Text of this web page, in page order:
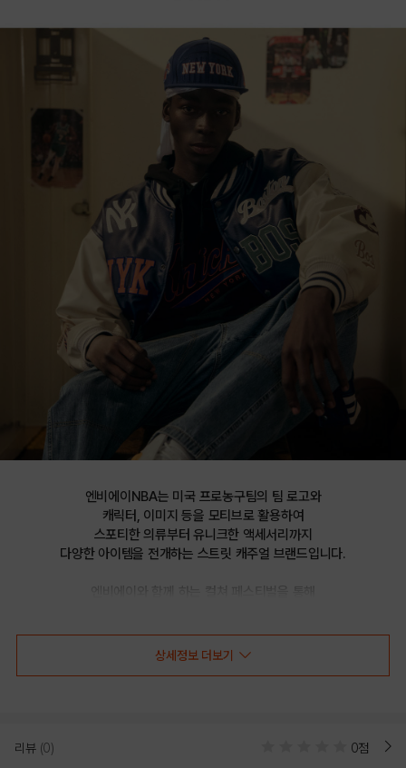
엔비에이NBA는 미국 프로농구팀의 팀 로고와
캐릭터, 이미지 등을 모티브로 활용하여
스포티한 의류부터 유니크한 액세서리까지
다양한 아이템을 전개하는 스트릿 캐주얼 브랜드입니다.
상세정보 더보기
리뷰 (0) 0점